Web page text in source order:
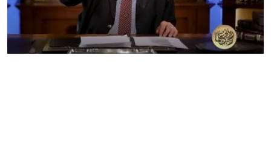
تقنية
التعليم